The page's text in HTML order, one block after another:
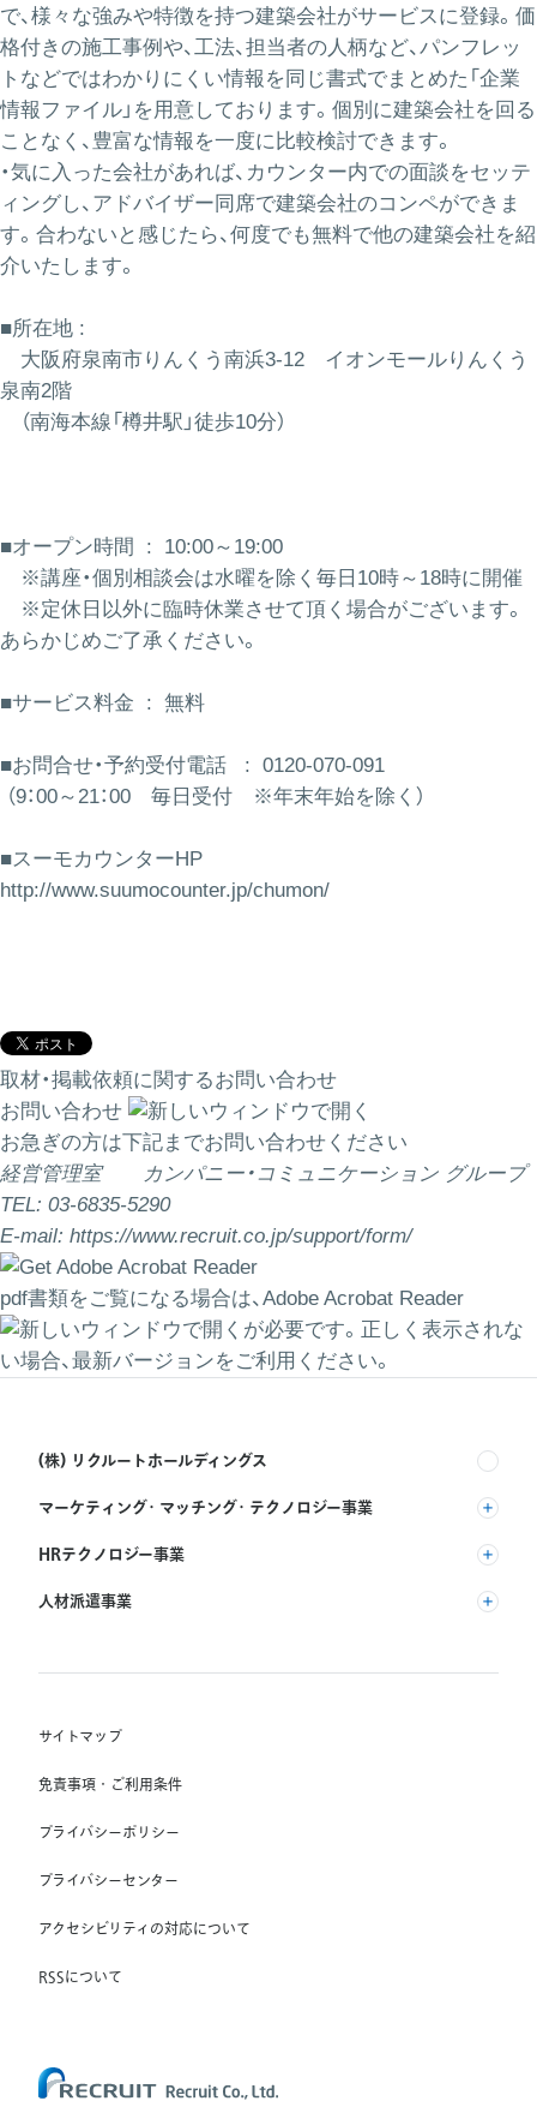
で、様々な強みや特徴を持つ建築会社がサービスに登録。価
格付きの施工事例や、工法、担当者の人柄など、パンフレッ
トなどではわかりにくい情報を同じ書式でまとめた「企業
情報ファイル」を用意しております。個別に建築会社を回る
ことなく、豊富な情報を一度に比較検討できます。
・気に入った会社があれば、カウンター内での面談をセッテ
ィングし、アドバイザー同席で建築会社のコンペができま
す。合わないと感じたら、何度でも無料で他の建築会社を紹
介いたします。
■所在地 :
大阪府泉南市りんくう南浜3-12 イオンモールりんくう
泉南2階
（南海本線「樽井駅」徒歩10分）
■オープン時間 : 10:00～19:00
※講座・個別相談会は水曜を除く毎日10時～18時に開催
※定休日以外に臨時休業させて頂く場合がございます。
あらかじめご了承ください。
■サービス料金 : 無料
■お問合せ・予約受付電話 : 0120-070-091
（9：00～21：00 毎日受付 ※年末年始を除く）
■スーモカウンターHP
http://www.suumocounter.jp/chumon/
取材・掲載依頼に関するお問い合わせ
お問い合わせ
お急ぎの方は下記までお問い合わせください
経営管理室 カンパニー・コミュニケーション グループ
TEL: 03-6835-5290
E-mail: https://www.recruit.co.jp/support/form/
pdf書類をご覧になる場合は、Adobe Acrobat Reader
が必要です。正しく表示されな
い場合、最新バージョンをご利用ください。
(株) リクルートホールディングス
マーケティング・マッチング・テクノロジー事業
(株) リクルート
HRテクノロジー事業
(株) インディードリクルートパートナーズ
Indeed, Inc.
人材派遣事業
(株) スタッフサービス・ホールディングス
Unique NV
Staffmark Group, LLC
The CSI Companies, Inc.
サイトマップ
免責事項・ご利用条件
プライバシーポリシー
プライバシーセンター
アクセシビリティの対応について
RSSについて